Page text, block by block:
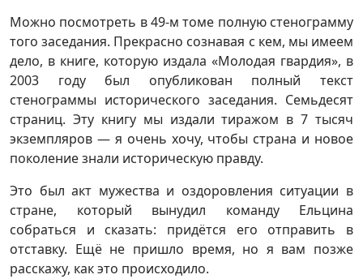
Можно посмотреть в 49-м томе полную стенограмму
того заседания. Прекрасно сознавая с кем, мы имеем
дело, в книге, которую издала «Молодая гвардия», в
2003 году был опубликован полный текст
стенограммы исторического заседания. Семьдесят
страниц. Эту книгу мы издали тиражом в 7 тысяч
экземпляров — я очень хочу, чтобы страна и новое
поколение знали историческую правду.
Это был акт мужества и оздоровления ситуации в
стране, который вынудил команду Ельцина
собраться и сказать: придётся его отправить в
отставку. Ещё не пришло время, но я вам позже
расскажу, как это происходило.